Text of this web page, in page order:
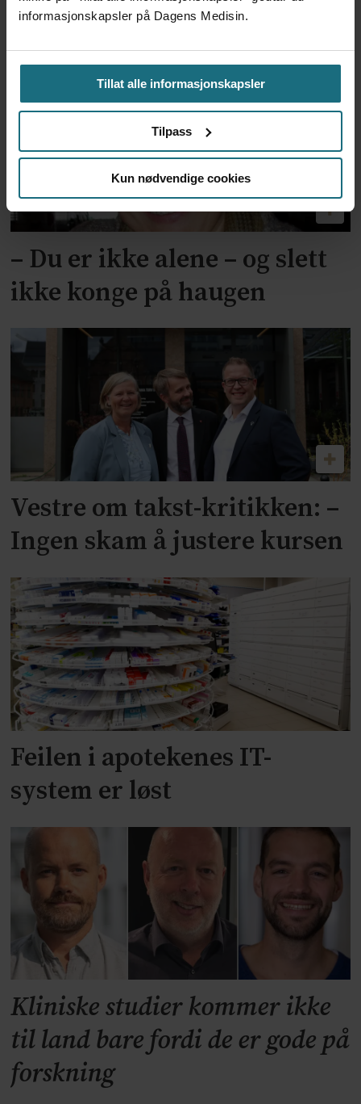
informasjonskapsler på Dagens Medisin.
Tillat alle informasjonskapsler
Tilpass
Kun nødvendige cookies
ta lønnsom feilbruk av takster
på alvor
– Du er ikke alene – og slett
ikke konge på haugen
Vestre om takst-kritikken: –
Ingen skam å justere kursen
Feilen i apotekenes IT-
system er løst
Kliniske studier kommer ikke
til land bare fordi de er gode på
forskning